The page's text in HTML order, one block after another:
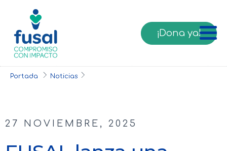
¡Dona ya!
Portada Noticias
27 NOVIEMBRE, 2025